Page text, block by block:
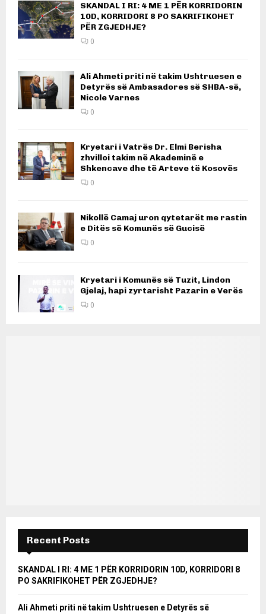
SKANDAL I RI: 4 ME 1 PËR KORRIDORIN
10D, KORRIDORI 8 PO SAKRIFIKOHET
PËR ZGJEDHJE?
0
Ali Ahmeti priti në takim Ushtruesen e
Detyrës së Ambasadores së SHBA-së,
Nicole Varnes
0
Kryetari i Vatrës Dr. Elmi Berisha
zhvilloi takim në Akademinë e
Shkencave dhe të Arteve të Kosovës
0
Nikollë Camaj uron qytetarët me rastin
e Ditës së Komunës së Gucisë
0
Kryetari i Komunës së Tuzit, Lindon
Gjelaj, hapi zyrtarisht Pazarin e Verës
0
Recent Posts
SKANDAL I RI: 4 ME 1 PËR KORRIDORIN 10D, KORRIDORI 8
PO SAKRIFIKOHET PËR ZGJEDHJE?
Ali Ahmeti priti në takim Ushtruesen e Detyrës së